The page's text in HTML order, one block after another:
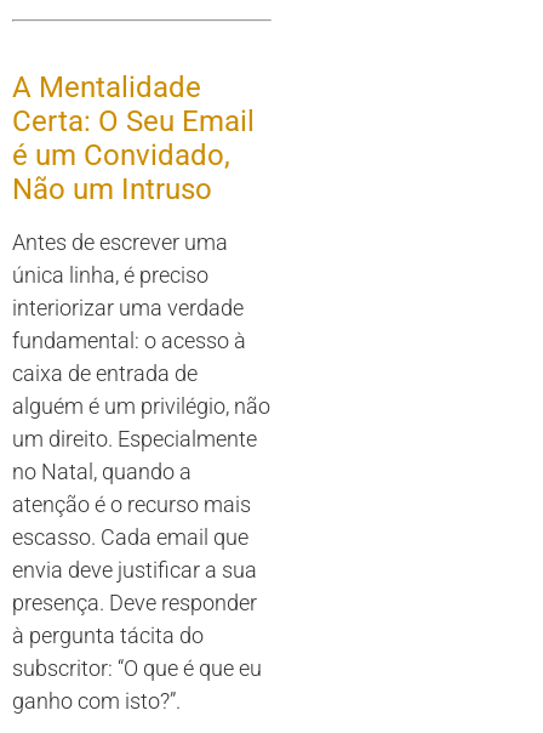
A Mentalidade
Certa: O Seu Email
é um Convidado,
Não um Intruso
Antes de escrever uma
única linha, é preciso
interiorizar uma verdade
fundamental: o acesso à
caixa de entrada de
alguém é um privilégio, não
um direito. Especialmente
no Natal, quando a
atenção é o recurso mais
escasso. Cada email que
envia deve justificar a sua
presença. Deve responder
à pergunta tácita do
subscritor: “O que é que eu
ganho com isto?”.